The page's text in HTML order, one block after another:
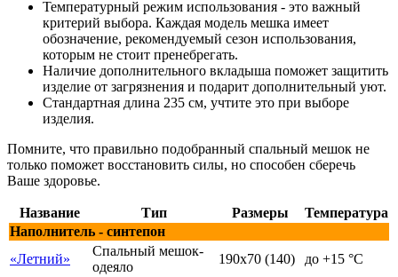
Температурный режим использования - это важный
критерий выбора. Каждая модель мешка имеет
обозначение, рекомендуемый сезон использования,
которым не стоит пренебрегать.
Наличие дополнительного вкладыша поможет защитить
изделие от загрязнения и подарит дополнительный уют.
Стандартная длина 235 см, учтите это при выборе
изделия.
Помните, что правильно подобранный спальный мешок не
только поможет восстановить силы, но способен сберечь
Ваше здоровье.
Название Тип Размеры
Температура
Наполнитель - синтепон
«Летний»
Спальный мешок-
одеяло
190х70 (140) до +15 °C